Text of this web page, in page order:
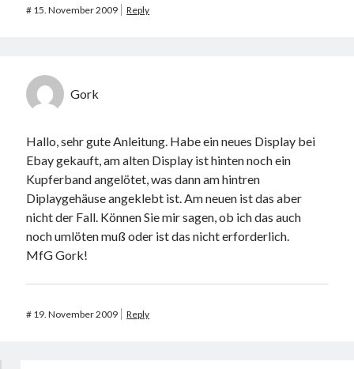
# 15. November 2009 Reply
Gork
Hallo, sehr gute Anleitung. Habe ein neues Display bei
Ebay gekauft, am alten Display ist hinten noch ein
Kupferband angelötet, was dann am hintren
Diplaygehäuse angeklebt ist. Am neuen ist das aber
nicht der Fall. Können Sie mir sagen, ob ich das auch
noch umlöten muß oder ist das nicht erforderlich.
MfG Gork!
# 19. November 2009 Reply